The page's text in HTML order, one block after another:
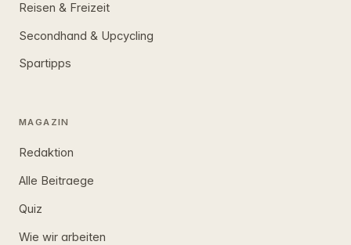
Reisen & Freizeit
Secondhand & Upcycling
Spartipps
MAGAZIN
Redaktion
Alle Beitraege
Quiz
Wie wir arbeiten